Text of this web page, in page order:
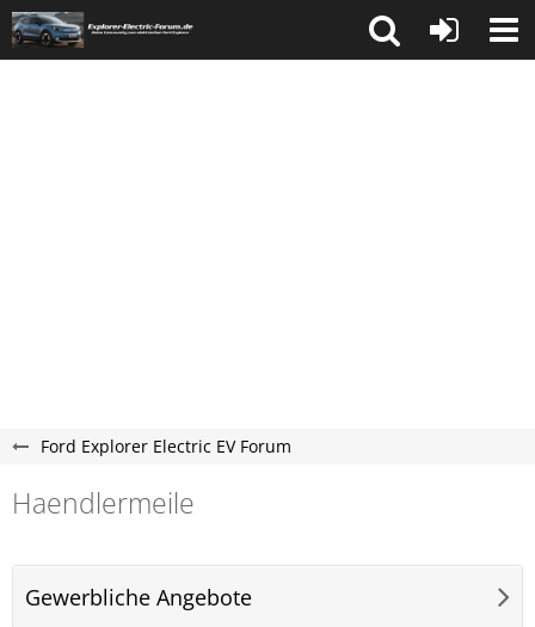
Ford Explorer Electric EV Forum
Haendlermeile
Gewerbliche Angebote